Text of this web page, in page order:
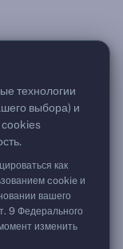
технологии
выбора) и
как
cookie и
вашего
9 Федерального
изменить